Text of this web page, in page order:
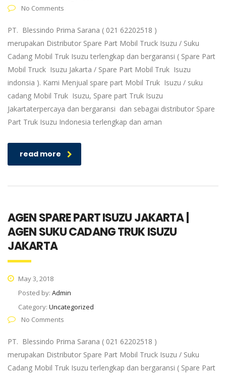
No Comments
PT. Blessindo Prima Sarana ( 021 62202518 )
merupakan Distributor Spare Part Mobil Truck Isuzu / Suku
Cadang Mobil Truk Isuzu terlengkap dan bergaransi ( Spare Part
Mobil Truck Isuzu Jakarta / Spare Part Mobil Truk Isuzu
indonsia ). Kami Menjual spare part Mobil Truk Isuzu / suku
cadang Mobil Truk Isuzu, Spare part Truk Isuzu
Jakartaterpercaya dan bergaransi dan sebagai distributor Spare
Part Truk Isuzu Indonesia terlengkap dan aman
read more
AGEN SPARE PART ISUZU JAKARTA |
AGEN SUKU CADANG TRUK ISUZU
JAKARTA
May 3, 2018
Posted by: Admin
Category: Uncategorized
No Comments
PT. Blessindo Prima Sarana ( 021 62202518 )
merupakan Distributor Spare Part Mobil Truck Isuzu / Suku
Cadang Mobil Truk Isuzu terlengkap dan bergaransi ( Spare Part